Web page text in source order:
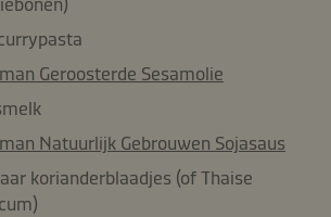
Geroosterde Sesamolie
Natuurlijk Gebrouwen Sojasaus
korianderblaadjes (of Thaise